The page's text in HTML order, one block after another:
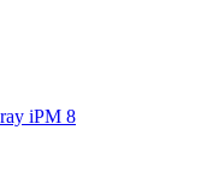
iPM 8